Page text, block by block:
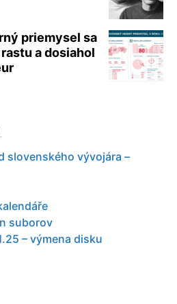
priemysel sa
a dosiahol
slovenského vývojára –
suborov
– výmena disku